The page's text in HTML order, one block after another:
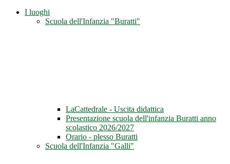
I luoghi
Scuola dell'Infanzia "Buratti"
LaCattedrale - Uscita didattica
Presentazione scuola dell'infanzia Buratti anno
scolastico 2026/2027
Orario - plesso Buratti
Scuola dell'Infanzia "Galli"